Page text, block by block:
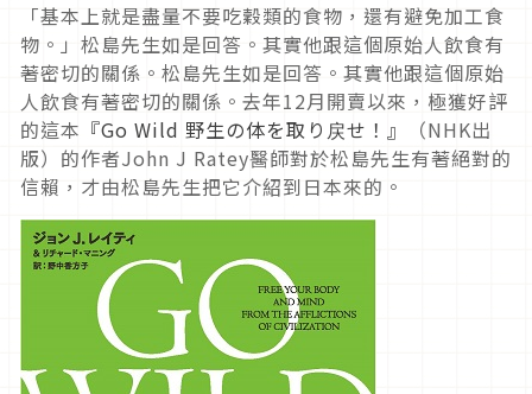
「基本上就是盡量不要吃穀類的食物，還有避免加工食
物。」松島先生如是回答。其實他跟這個原始人飲食有
著密切的關係。松島先生如是回答。其實他跟這個原始
人飲食有著密切的關係。去年12月開賣以來，極獲好評
的這本 『Go Wild 野生の体を取り戻せ！』
（NHK出
版）的作者John J Ratey醫師對於松島先生有著絕對的
信賴，才由松島先生把它介紹到日本來的。